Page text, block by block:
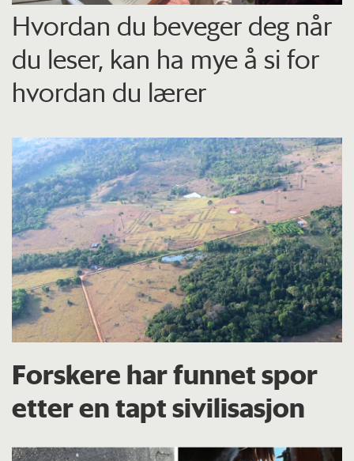
Hvordan du beveger deg når
du leser, kan ha mye å si for
hvordan du lærer
Forskere har funnet spor
etter en tapt sivilisasjon